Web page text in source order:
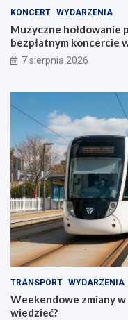
KONCERT WYDARZENIA
Muzyczne hołdowanie
bezpłatnym koncercie
7 sierpnia 2026
TRANSPORT WYDARZENIA
Weekendowe zmiany
wiedzieć?